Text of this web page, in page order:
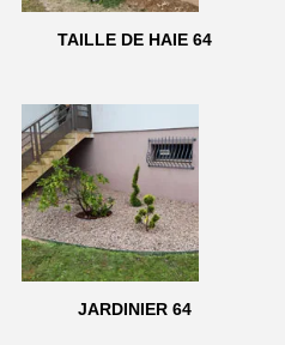
TAILLE DE HAIE 64
JARDINIER 64